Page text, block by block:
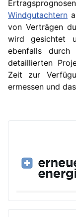
Windgutachtern
von Verträgen
wird gesichtet
ebenfalls durch
detaillierten
Zeit zur
ermessen und das